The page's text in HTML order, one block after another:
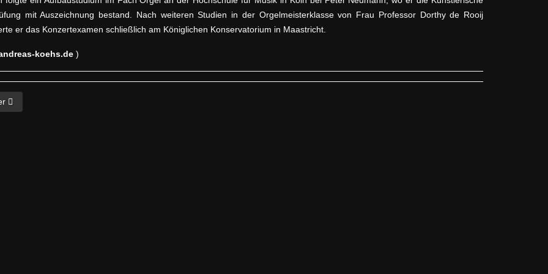
mit Auszeichnung bestand. Nach weiteren Studien in der Orgelmeisterklasse von Frau Professor Dorthy de Rooij
er das Konzertexamen schließlich am Königlichen Konservatorium in Maastricht.
koehs.de )
Beitrag: The Choirmaster